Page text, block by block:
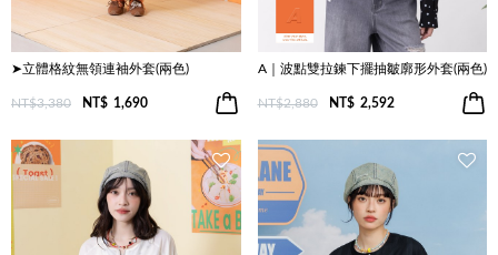
➤立體格紋無領連袖外套(兩色)
NT$3,380 NT$ 1,690
A｜波點雙拉鍊下擺抽皺廓形外套(兩色)
NT$2,880 NT$ 2,592